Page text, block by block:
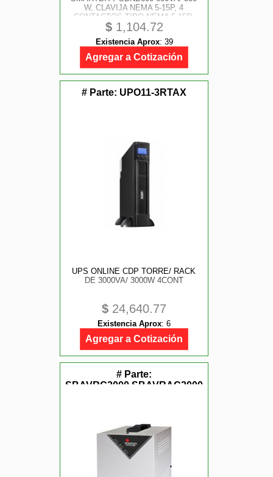
W, CLAVIJA NEMA 5-15P, 4
CONTACTOS TIPO NEMA 5-15R,
TODOS CON RESPALDO DE
BATERIAS, REGULACION Y
SUPRESION DE PICOS.
$1,104.72
Existencia Aprox: 39
Agregar a Cotización
# Parte: UPO11-3RTAX
UPS ONLINE CDP TORRE/ RACK
DE 3000VA/ 3000W 4CONT
$ 24,640.77
Existencia Aprox: 6
Agregar a Cotización
# Parte:
SBAVRC2000,SBAVRAC2000